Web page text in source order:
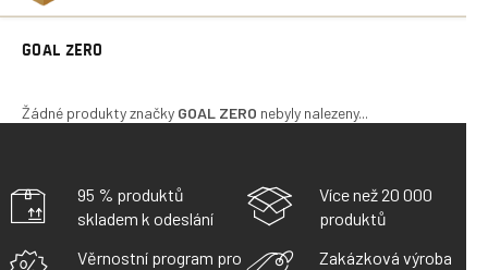
GOAL ZERO
Žádné produkty značky GOAL ZERO nebyly nalezeny...
95 % produktů
skladem k odeslání
Více než 20 000
produktů
Věrnostní program pro
Zakázková výroba